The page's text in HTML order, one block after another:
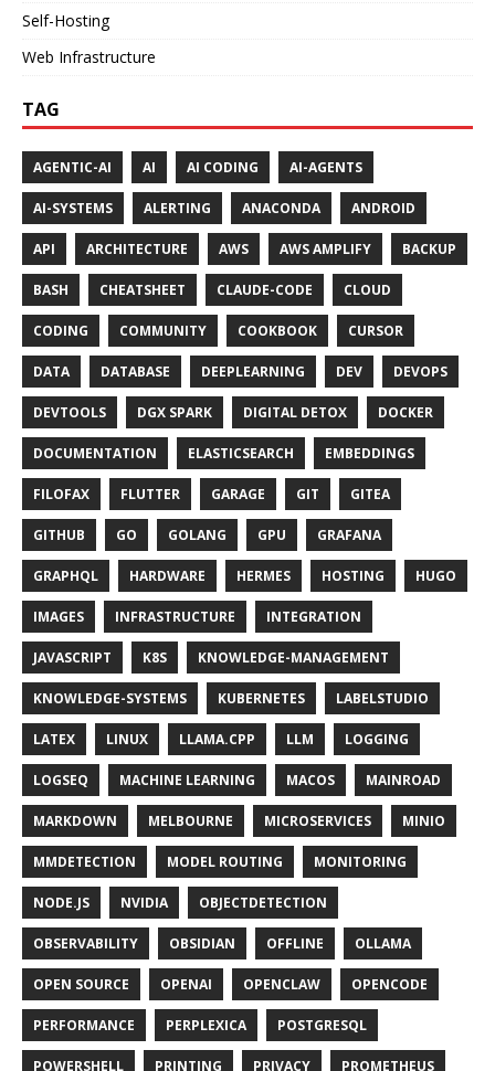
Self-Hosting
Web Infrastructure
TAG
AGENTIC-AI AI AI CODING AI-AGENTS
AI-SYSTEMS ALERTING ANACONDA ANDROID
API ARCHITECTURE AWS AWS AMPLIFY BACKUP
BASH CHEATSHEET CLAUDE-CODE CLOUD
CODING COMMUNITY COOKBOOK CURSOR
DATA DATABASE DEEPLEARNING DEV DEVOPS
DEVTOOLS DGX SPARK DIGITAL DETOX DOCKER
DOCUMENTATION ELASTICSEARCH EMBEDDINGS
FILOFAX FLUTTER GARAGE GIT GITEA
GITHUB GO GOLANG GPU GRAFANA
GRAPHQL HARDWARE HERMES HOSTING HUGO
IMAGES INFRASTRUCTURE INTEGRATION
JAVASCRIPT K8S KNOWLEDGE-MANAGEMENT
KNOWLEDGE-SYSTEMS KUBERNETES LABELSTUDIO
LATEX LINUX LLAMA.CPP LLM LOGGING
LOGSEQ MACHINE LEARNING MACOS MAINROAD
MARKDOWN MELBOURNE MICROSERVICES MINIO
MMDETECTION MODEL ROUTING MONITORING
NODE.JS NVIDIA OBJECTDETECTION
OBSERVABILITY OBSIDIAN OFFLINE OLLAMA
OPEN SOURCE OPENAI OPENCLAW OPENCODE
PERFORMANCE PERPLEXICA POSTGRESQL
POWERSHELL PRINTING PRIVACY PROMETHEUS